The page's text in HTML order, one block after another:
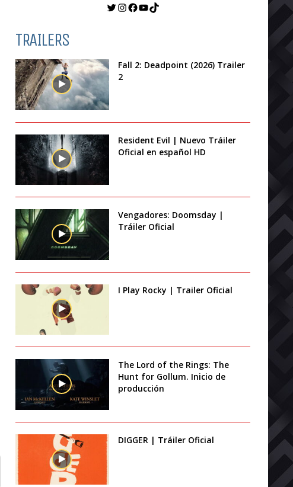
Twitter
Instagram
Facebook
YouTube
TikTok
TRAILERS
Fall 2: Deadpoint (2026) Trailer
2
Resident Evil | Nuevo Tráiler
Oficial en español HD
Vengadores: Doomsday |
Tráiler Oficial
I Play Rocky | Trailer Oficial
The Lord of the Rings: The
Hunt for Gollum. Inicio de
producción
DIGGER | Tráiler Oficial